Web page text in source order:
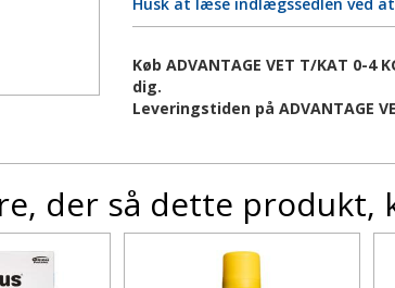
Køb ADVANTAGE VET T/KAT
dig.
Leveringstiden på ADVANTAGE
der så dette produkt,